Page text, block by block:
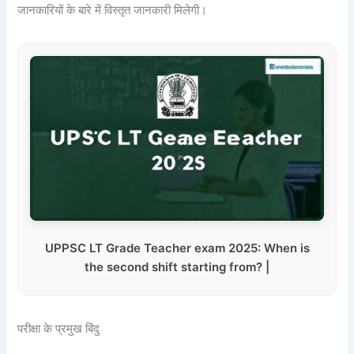
जानकारियों के बारे में विस्तृत जानकारी मिलेगी।
UPPSC LT Grade Teacher exam 2025: When is
the second shift starting from? |
परीक्षा के प्रमुख बिंदु